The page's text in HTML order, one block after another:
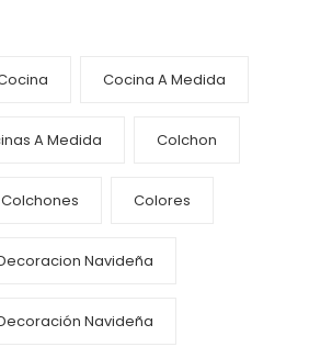
Cocina A Medida
A Medida Colchon
Colchones Colores
Navideña
Navideña